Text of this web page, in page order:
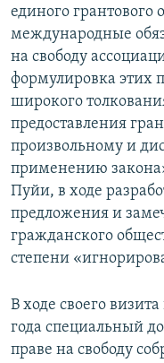
единого грантового
международные
на свободу
формулировка этих
широкого
предоставления
произвольному и
применению
Пуйи, в ходе
предложения и
гражданского
степени
В ходе своего
года специальный
праве на свободу